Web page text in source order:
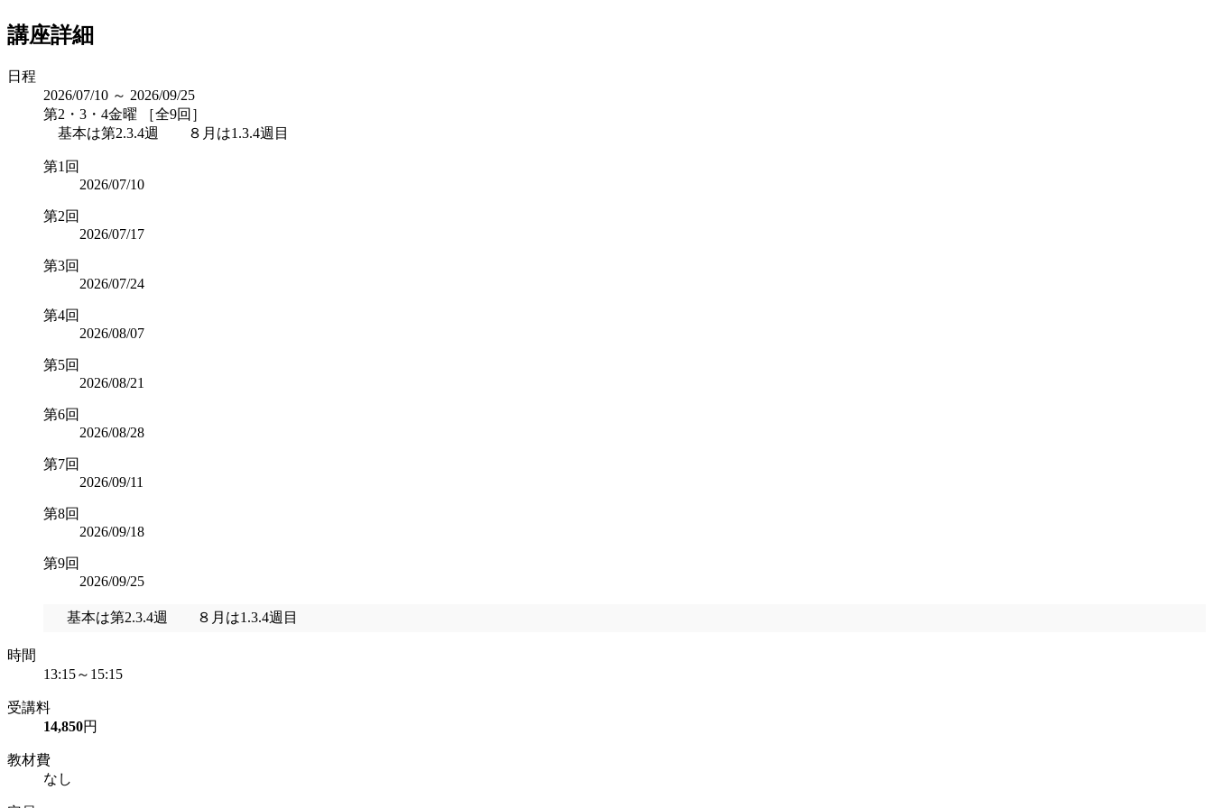
講座詳細
日程
2026/07/10 ～ 2026/09/25
第2・3・4金曜 ［全9回］
基本は第2.3.4週 ８月は1.3.4週目
第1回
2026/07/10
第2回
2026/07/17
第3回
2026/07/24
第4回
2026/08/07
第5回
2026/08/21
第6回
2026/08/28
第7回
2026/09/11
第8回
2026/09/18
第9回
2026/09/25
基本は第2.3.4週 ８月は1.3.4週目
時間
13:15～15:15
受講料
14,850円
教材費
なし